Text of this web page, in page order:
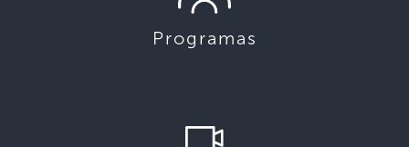
Programas